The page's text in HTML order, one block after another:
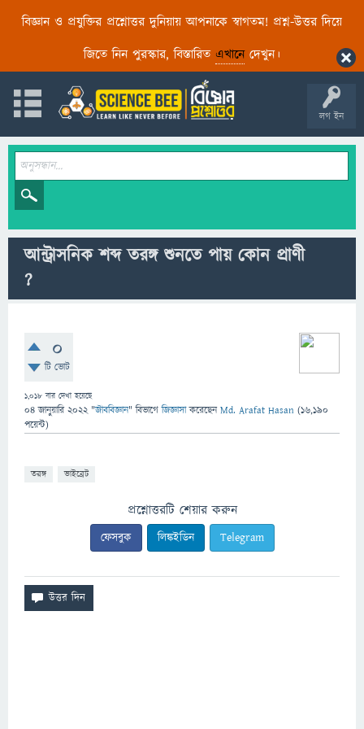
বিজ্ঞান ও প্রযুক্তির প্রশ্নোত্তর দুনিয়ায় আপনাকে স্বাগতম! প্রশ্ন-উত্তর দিয়ে
জিতে নিন পুরস্কার, বিস্তারিত এখানেদেখুন।
লগ ইন
আন্ট্রাসনিক শব্দ তরঙ্গ শুনতে পায় কোন প্রাণী
?
0
টি ভোট
1,018 বার দেখা হয়েছে
04 জানুয়ারি 2022 "জীববিজ্ঞান" বিভাগে জিজ্ঞাসাকরেছেনMd. Arafat Hasan (16,190
পয়েন্ট)
তরঙ্গ ভাইব্রেট
প্রশ্নোত্তরটি শেয়ার করুন
ফেসবুক লিঙ্কইডিন Telegram